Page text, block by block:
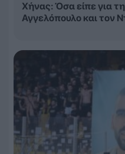
Χήνας: Όσα είπε για
Αγγελόπουλο και τον